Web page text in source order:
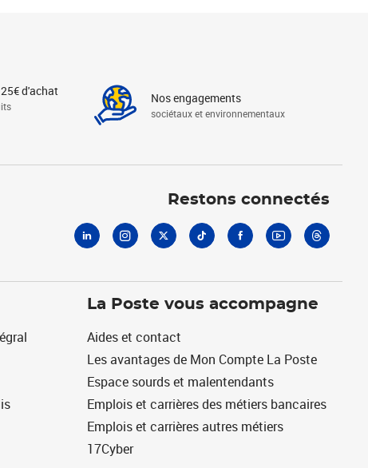
d'achat Nos engagements
sociétaux et environnementaux
Restons connectés
La Poste vous accompagne
Aides et contact
Les avantages de Mon Compte La Poste
Espace sourds et malentendants
Emplois et carrières des métiers bancaires
Emplois et carrières autres métiers
17Cyber